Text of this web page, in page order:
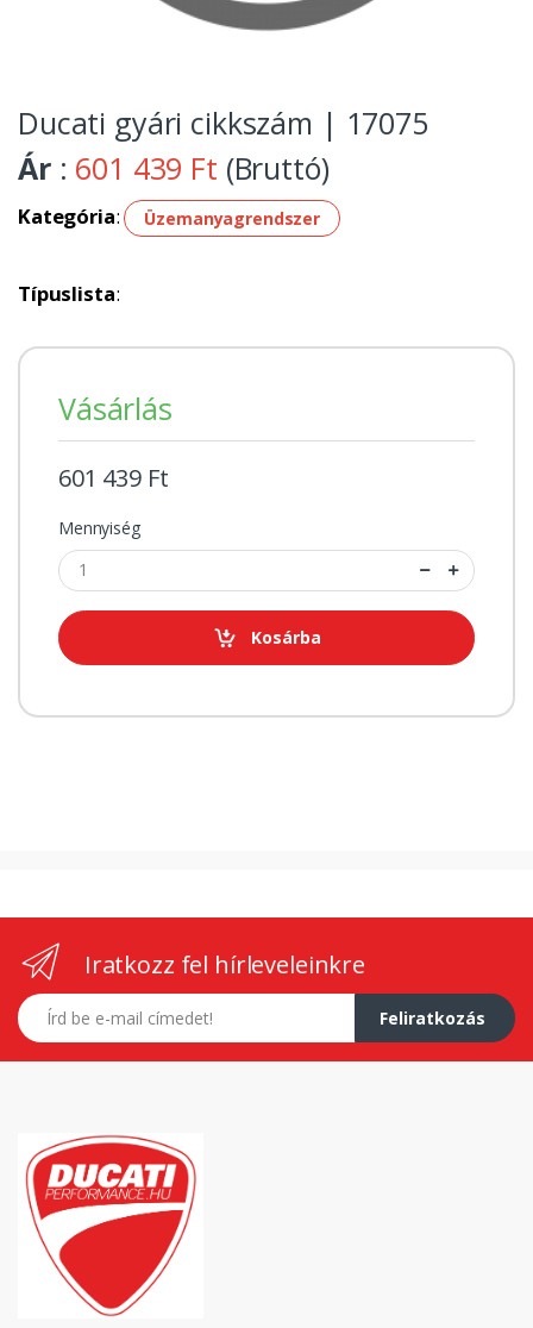
Ducati gyári cikkszám | 17075
Ár : 601 439 Ft (Bruttó)
Kategória: Üzemanyagrendszer
Típuslista:
Vásárlás
601 439 Ft
Mennyiség
Kosárba
Iratkozz fel hírleveleinkre
E-mail címed
Feliratkozás